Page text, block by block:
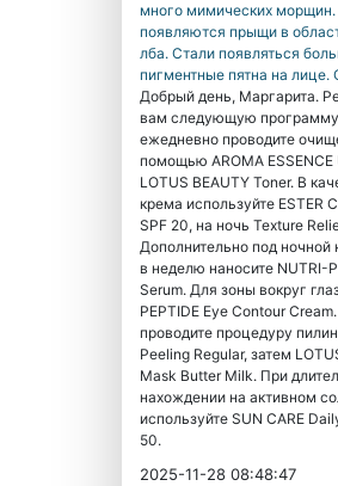
много мимических морщин.
появляются прыщи в
лба. Стали появляться
пигментные пятна на лице.
Добрый день, Маргарита.
вам следующую программу
ежедневно проводите
помощью AROMA ESSENCE
LOTUS BEAUTY Toner. В
крема используйте ESTER
SPF 20, на ночь Texture
Дополнительно под ночной
в неделю наносите NUTRI-
Serum. Для зоны вокруг
PEPTIDE Eye Contour
проводите процедуру
Peeling Regular, затем
Mask Butter Milk. При
нахождении на активном
используйте SUN CARE
50.
2025-11-28 08:48:47